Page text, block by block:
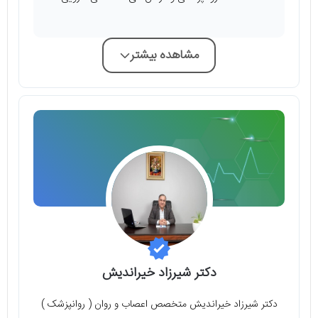
مشاهده بیشتر
دکتر شیرزاد خیراندیش
دکتر شیرزاد خیراندیش متخصص اعصاب و روان ( روانپزشک )